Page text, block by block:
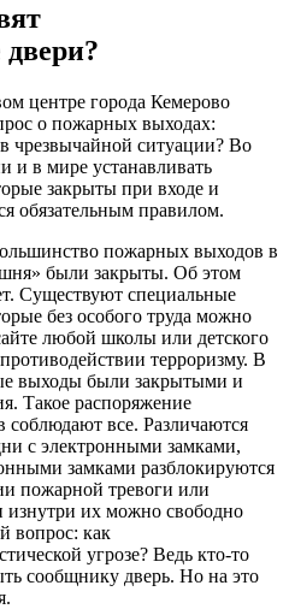
центре города Кемерово
о пожарных выходах:
чрезвычайной ситуации? Во
и в мире устанавливать
закрыты при входе и
обязательным правилом.
пожарных выходов в
были закрыты. Об этом
Существуют специальные
без особого труда можно
любой школы или детского
терроризму. В
выходы были закрытыми и
Такое распоряжение
соблюдают все. Различаются
с электронными замками,
замками разблокируются
пожарной тревоги или
изнутри их можно свободно
вопрос: как
угрозе? Ведь кто-то
сообщнику дверь. Но на это